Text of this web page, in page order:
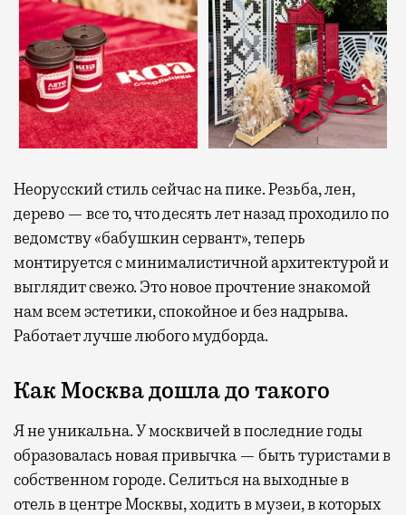
Неорусский стиль сейчас на пике. Резьба, лен,
дерево — все то, что десять лет назад проходило по
ведомству «бабушкин сервант», теперь
монтируется с минималистичной архитектурой и
выглядит свежо. Это новое прочтение знакомой
нам всем эстетики, спокойное и без надрыва.
Работает лучше любого мудборда.
Как Москва дошла до такого
Я не уникальна. У москвичей в последние годы
образовалась новая привычка — быть туристами в
собственном городе. Селиться на выходные в
отель в центре Москвы, ходить в музеи, в которых